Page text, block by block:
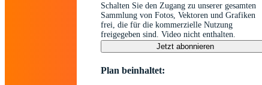
Schalten Sie den Zugang zu unserer gesamten
Sammlung von Fotos, Vektoren und Grafiken
frei, die für die kommerzielle Nutzung
freigegeben sind. Video nicht enthalten.
Jetzt abonnieren
Plan beinhaltet: